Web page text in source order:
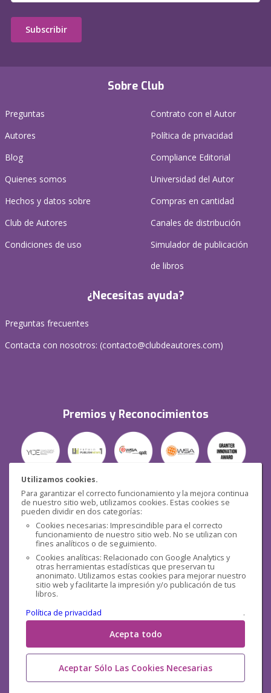
Utilizamos cookies.
Para garantizar el correcto funcionamiento y la mejora continua
de nuestro sitio web, utilizamos cookies. Estas cookies se
pueden dividir en dos categorías:
Cookies necesarias: Imprescindible para el correcto
funcionamiento de nuestro sitio web. No se utilizan con
fines analíticos o de seguimiento.
Cookies analíticas: Relacionado con Google Analytics y
otras herramientas estadísticas que preservan tu
anonimato. Utilizamos estas cookies para mejorar nuestro
sitio web y facilitarte la impresión y/o publicación de tus
libros.
Política de privacidad
.
Acepta todo
Aceptar Sólo Las Cookies Necesarias
Sobre Club
Preguntas
Autores
Blog
Quienes somos
Hechos y datos sobre
Club de Autores
Condiciones de uso
Contrato con el Autor
Política de privacidad
Compliance Editorial
Universidad del Autor
Compras en cantidad
Canales de distribución
Simulador de publicación
de libros
¿Necesitas ayuda?
Preguntas frecuentes
Contacta con nosotros: (contacto@clubdeautores.com)
Premios y Reconocimientos
Seguridad
Redes sociales
Subscribir